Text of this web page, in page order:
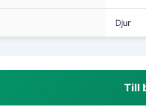
Djur
Till